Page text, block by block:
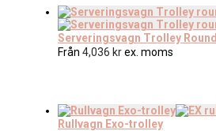
Serveringsvagn Trolley Round
Från 4,036 krex. moms
Rullvagn Exo-trolley